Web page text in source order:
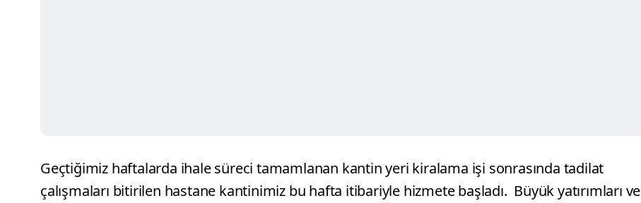
Geçtiğimiz haftalarda ihale süreci tamamlanan kantin yeri kiralama işi sonrasında tadilat
çalışmaları bitirilen hastane kantinimiz bu hafta itibariyle hizmete başladı. Büyük yatırımları ve